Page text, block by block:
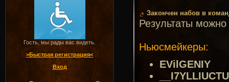
Гость, мы рады вас видеть.
>Быстрая регистрация<
Вход
Закончен набов в
Результаты
Ньюсмейкеры:
EVilGENIY